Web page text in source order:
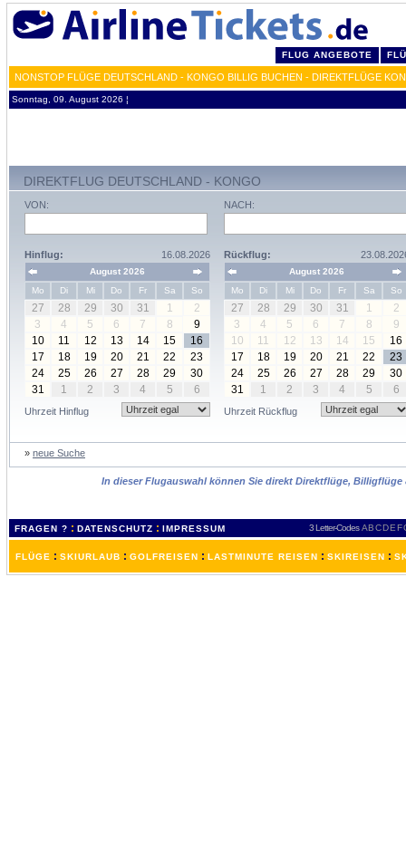
FLUG ANGEBOTE
NONSTOP FLÜGE DEUTSCHLAND - KONGO BILLIG BUCHEN - DIREKTFLÜGE
Sonntag, 09. August 2026 ¦
DIREKTFLUG DEUTSCHLAND - KONGO
VON:
Hinflug: 16.08.2026
August 2026
Mo
Di Mi Do Fr Sa So
27 28 29 30 31 1
2
3
4 5 6 7 8
9
10
11 12 13 14 15
16
17
18 19 20 21 22
23
24
25 26 27 28 29
30
31
1 2 3 4 5 6
Uhrzeit Hinflug
NACH:
Rückflug:
August 2026
Mo
Di Mi Do Fr Sa So
27 28 29 30 31 1
2
3
4 5 6 7 8
9
10
11 12 13 14 15
16
17
18 19 20 21 22
23
24
25 26 27 28 29
30
31
1 2 3 4 5 6
Uhrzeit Rückflug
» neue Suche
In dieser Flugauswahl können Sie direkt Direktflüge,
FRAGEN ? : DATENSCHUTZ : IMPRESSUM 3 Letter-Codes ABCDEF
FLÜGE : SKIURLAUB : GOLFREISEN : LASTMINUTE REISEN : SKIREISEN :